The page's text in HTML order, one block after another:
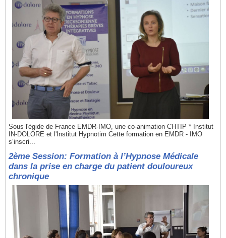
Sous l'égide de France EMDR-IMO, une co-animation CHTIP * Institut
IN-DOLORE et l'Institut Hypnotim Cette formation en EMDR - IMO
s’inscri...
2ème Session: Formation à l’Hypnose Médicale
dans la prise en charge du patient douloureux
chronique